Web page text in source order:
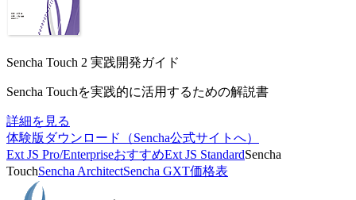
Sencha Touch 2 実践開発ガイド
Sencha Touchを実践的に活用するための解説書
詳細を見る
体験版ダウンロード（Sencha公式サイトへ）
Ext JS Pro/EnterpriseおすすめExt JS StandardSencha
TouchSencha ArchitectSencha GXT価格表